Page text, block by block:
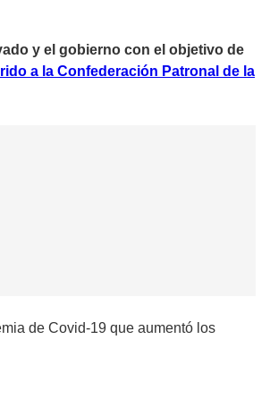
y el gobierno con el objetivo de
a la Confederación Patronal de la
de Covid-19 que aumentó los